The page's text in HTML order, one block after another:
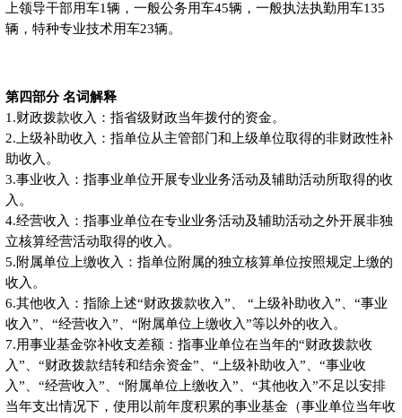
上领导干部用车1辆，一般公务用车45辆，一般执法执勤用车135
辆，特种专业技术用车23辆。
第四部分 名词解释
1.财政拨款收入：指省级财政当年拨付的资金。
2.上级补助收入：指单位从主管部门和上级单位取得的非财政性补
助收入。
3.事业收入：指事业单位开展专业业务活动及辅助活动所取得的收
入。
4.经营收入：指事业单位在专业业务活动及辅助活动之外开展非独
立核算经营活动取得的收入。
5.附属单位上缴收入：指单位附属的独立核算单位按照规定上缴的
收入。
6.其他收入：指除上述“财政拨款收入”、 “上级补助收入”、“事业
收入”、“经营收入”、“附属单位上缴收入”等以外的收入。
7.用事业基金弥补收支差额：指事业单位在当年的“财政拨款收
入”、“财政拨款结转和结余资金”、“上级补助收入”、“事业收
入”、“经营收入”、“附属单位上缴收入”、“其他收入”不足以安排
当年支出情况下，使用以前年度积累的事业基金（事业单位当年收